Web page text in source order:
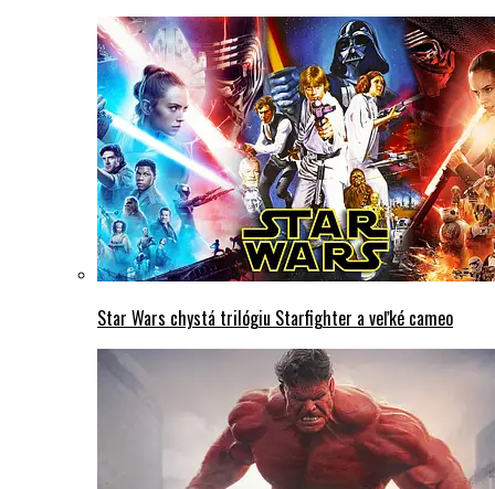
Star Wars chystá trilógiu Starfighter a veľké cameo